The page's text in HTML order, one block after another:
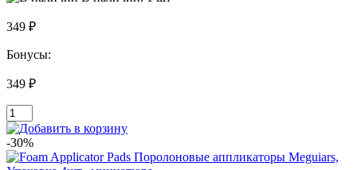
349 ₽
Бонусы:
349 ₽
-30%